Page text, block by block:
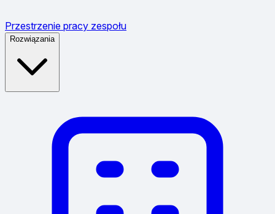
Przestrzenie pracy zespołu
Rozwiązania